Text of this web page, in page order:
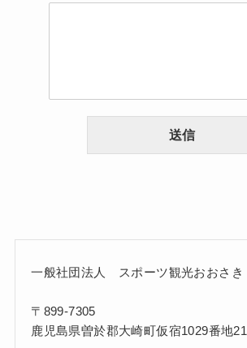
送信
一般社団法人 スポーツ観光おおさき
〒899-7305
鹿児島県曽於郡大崎町仮宿1029番地21